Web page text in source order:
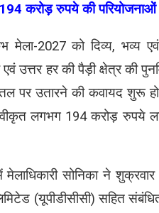
करोड़ रुपये की
मेला-2027 को दिव्य, भव्य
एवं उत्तर हर की पैड़ी क्षेत्र की
पर उतारने की कवायद शुरू
लगभग 194 करोड़ रुपये
सोनिका ने
(यूपीडीसीसी) सहित